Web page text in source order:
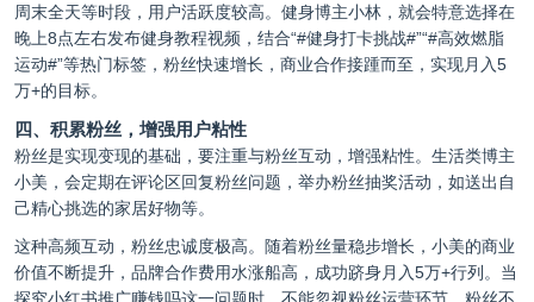
周末全天等时段，用户活跃度较高。健身博主小林，就会特意选择在
晚上8点左右发布健身教程视频，结合“#健身打卡挑战#”“#高效燃脂
运动#”等热门标签，粉丝快速增长，商业合作接踵而至，实现月入5
万+的目标。
四、积累粉丝，增强用户粘性
粉丝是实现变现的基础，要注重与粉丝互动，增强粘性。生活类博主
小美，会定期在评论区回复粉丝问题，举办粉丝抽奖活动，如送出自
己精心挑选的家居好物等。
这种高频互动，粉丝忠诚度极高。随着粉丝量稳步增长，小美的商业
价值不断提升，品牌合作费用水涨船高，成功跻身月入5万+行列。当
探究小红书推广赚钱吗这一问题时，不能忽视粉丝运营环节，粉丝不